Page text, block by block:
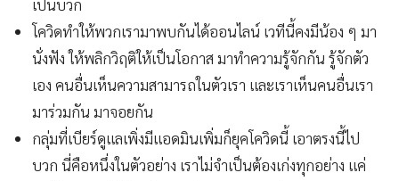
เป็นบวก
โควิดทำให้พวกเรามาพบกันได้ออนไลน์ เวทีนี้คงมีน้อง ๆ มา
นั่งฟัง ให้พลิกวิฤติให้เป็นโอกาส มาทำความรู้จักกัน รู้จักตัว
เอง คนอื่นเห็นความสามารถในตัวเรา และเราเห็นคนอื่นเรา
มาร่วมกัน มาจอยกัน
กลุ่มที่เบียร์ดูแลเพิ่งมีแอดมินเพิ่มก็ยุคโควิดนี้ เอาตรงนี้ไป
บวก นี่คือหนึ่งในตัวอย่าง เราไม่จำเป็นต้องเก่งทุกอย่าง แค่